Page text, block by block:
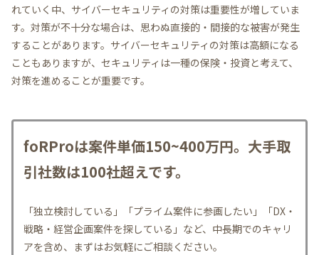
れていく中、サイバーセキュリティの対策は重要性が増していま
す。対策が不十分な場合は、思わぬ直接的・間接的な被害が発生
することがあります。サイバーセキュリティの対策は高額になる
こともありますが、セキュリティは一種の保険・投資と考えて、
対策を進めることが重要です。
foRProは案件単価150~400万円。大手取
引社数は100社超えです。
「独立検討している」「プライム案件に参画したい」「DX・
戦略・経営企画案件を探している」など、中長期でのキャリ
アを含め、まずはお気軽にご相談ください。